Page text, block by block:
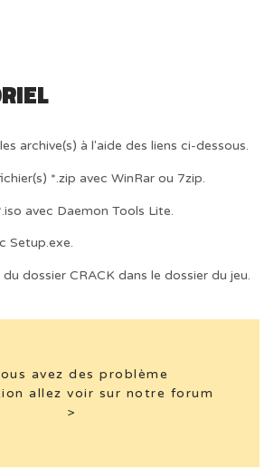
archive(s) à l'aide des liens ci-dessous.
*.zip avec WinRar ou 7zip.
avec Daemon Tools Lite.
Setup.exe.
dossier CRACK dans le dossier du jeu.
avez des problème
allez voir sur notre forum
>